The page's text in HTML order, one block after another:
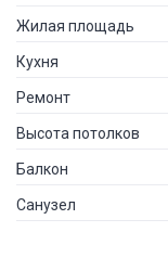
Жилая площадь
Кухня
Ремонт
Высота потолков
Балкон
Санузел